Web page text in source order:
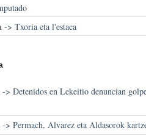
-> Txoria eta l'estaca
-> Detenidos en Lekeitio denuncian
-> Permach, Alvarez eta Aldasorok